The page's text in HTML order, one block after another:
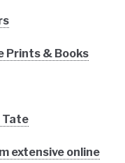
Prints & Books
Tate
extensive online